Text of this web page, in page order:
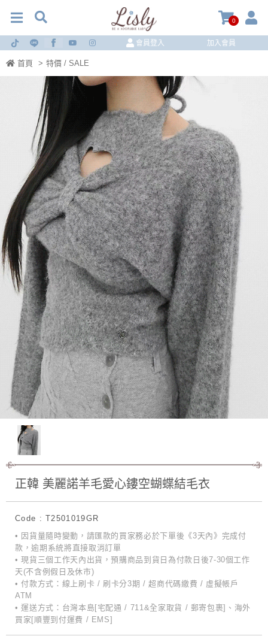
0
會員登入 加入會員
首頁 > 特價 / SALE
正韓 美麗諾羊毛愛心鏤空蝴蝶結毛衣
Code : T2501019GR
• 因貨量隨時變動，請匯款的買家務必於下單後《3天內》完成付
款，逾期系統將直接取消訂單
• 現貨三個工作天內出貨，預購商品到貨日為付款日後7-30個工作
天(不含例假日及休市)
• 付款方式：線上刷卡 / 刷卡分3期 / 超商代碼繳費 / 虛擬帳戶
ATM
• 運送方式：台灣本島[宅配通 / 711&全家取貨 / 郵寄包裹]、海外
買家[順豐到付運費 / EMS]